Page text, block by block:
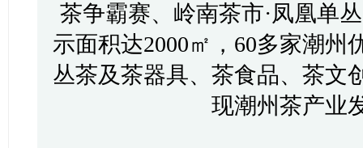
茶争霸赛、岭南茶市·凤凰单
示面积达2000㎡，60多家潮州
丛茶及茶器具、茶食品、茶文
现潮州茶产业